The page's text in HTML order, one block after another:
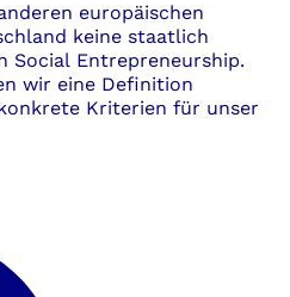
europäischen
keine staatlich
Social Entrepreneurship.
wir eine Definition
Kriterien für unser